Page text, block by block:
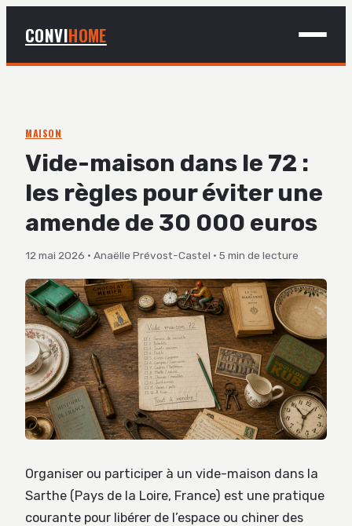
CONVIHOME
BRICOLAGE
DÉCO
JARDINAGE
MAISON
Vide-maison dans le 72 :
les règles pour éviter une
amende de 30 000 euros
12 mai 2026 · Anaëlle Prévost-Castel · 5 min de lecture
Organiser ou participer à un vide-maison dans la
Sarthe (Pays de la Loire, France) est une pratique
courante pour libérer de l’espace ou chiner des